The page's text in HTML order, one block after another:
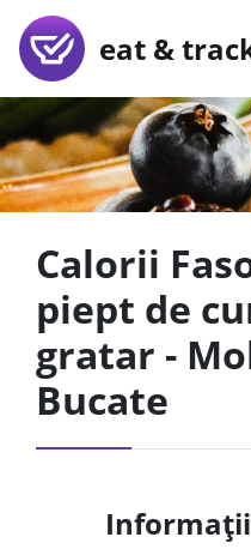
eat &
Calorii
piept de
gratar -
Bucate